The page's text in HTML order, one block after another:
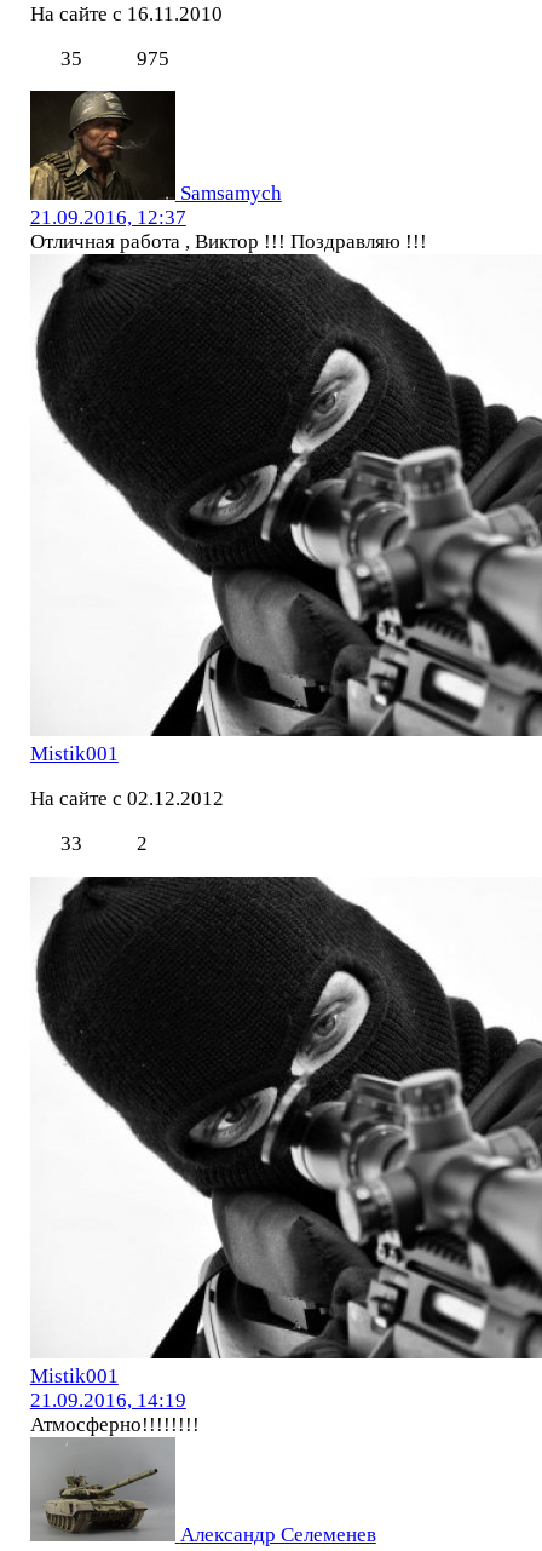
На сайте с 16.11.2010
35
975
Samsamych
21.09.2016, 12:37
Отличная работа , Виктор !!! Поздравляю !!!
Mistik001
На сайте с 02.12.2012
33
2
Mistik001
21.09.2016, 14:19
Атмосферно!!!!!!!!
Александр Селеменев